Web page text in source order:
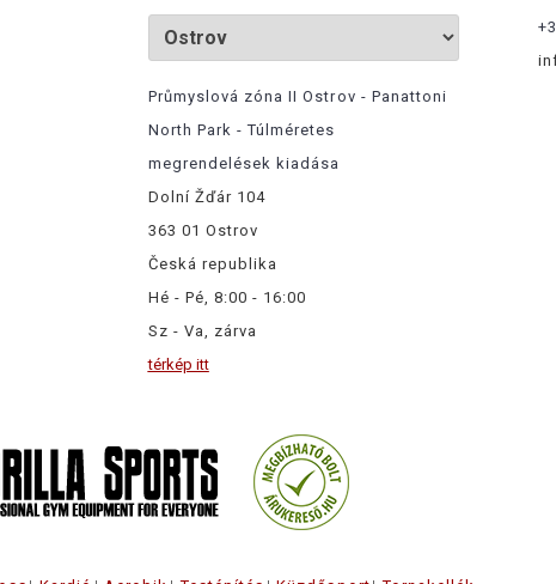
Průmyslová zóna II Ostrov - Panattoni
North Park - Túlméretes
megrendelések kiadása
Dolní Žďár 104
363 01 Ostrov
Česká republika
Hé - Pé, 8:00 - 16:00
Sz - Va, zárva
térkép itt